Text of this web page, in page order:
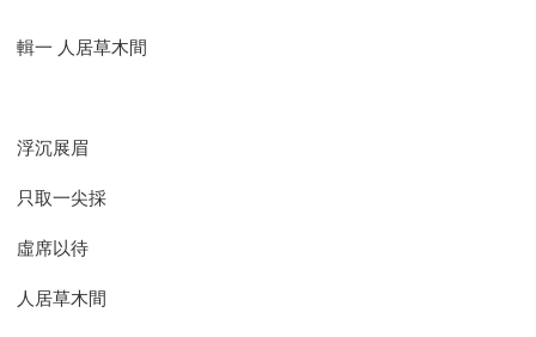
輯一 人居草木間
浮沉展眉
只取一尖採
虛席以待
人居草木間